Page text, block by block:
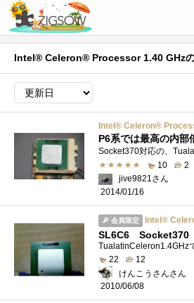
Intel® Celeron® Processor 1.40 GHz
Intel® Celeron®
P6系では最高の内部
10
2
jive9821さん
2014/01/16
会員限定 Intel®
SL6C6 Socket370
22
12
けんこうさんさん
2010/06/08